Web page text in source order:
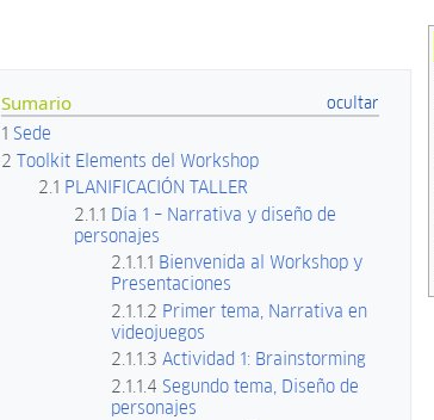
Sumario
1 Sede
2 Toolkit Elements del Workshop
2.1 PLANIFICACIÓN TALLER
2.1.1 Día 1 – Narrativa y diseño de
personajes
2.1.1.1 Bienvenida al Workshop y
Presentaciones
2.1.1.2 Primer tema, Narrativa en
videojuegos
2.1.1.3 Actividad 1: Brainstorming
2.1.1.4 Segundo tema, Diseño de
personajes